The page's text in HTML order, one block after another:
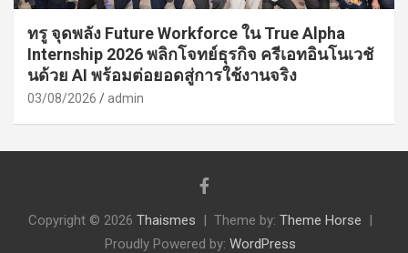
ทรู จุดพลัง Future Workforce ใน True Alpha
Internship 2026 พลิกโจทย์ธุรกิจ ครีเอทอินโนเวชั
นด้วย AI พร้อมต่อยอดสู่การใช้งานจริง
03/08/2026 admin
Copyright © 2026 Thaismes Theme by: Theme Horse
Proudly Powered by: WordPress